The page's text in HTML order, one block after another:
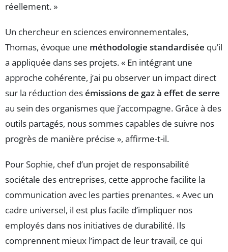
réellement. »
Un chercheur en sciences environnementales,
Thomas, évoque une méthodologie standardisée qu’il
a appliquée dans ses projets. « En intégrant une
approche cohérente, j’ai pu observer un impact direct
sur la réduction desémissions de gaz à effet de serre
au sein des organismes que j’accompagne. Grâce à des
outils partagés, nous sommes capables de suivre nos
progrès de manière précise », affirme-t-il.
Pour Sophie, chef d’un projet de responsabilité
sociétale des entreprises, cette approche facilite la
communication avec les parties prenantes. « Avec un
cadre universel, il est plus facile d’impliquer nos
employés dans nos initiatives de durabilité. Ils
comprennent mieux l’impact de leur travail, ce qui